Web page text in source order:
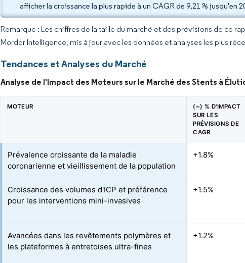
afficher la croissance la plus rapide à un CAGR de 9,21 % jusqu'en
Remarque : Les chiffres de la taille du marché et des prévisions de ce
Mordor Intelligence, mis à jour avec les données et analyses les plus
Tendances et Analyses du Marché
Analyse de l'Impact des Moteurs sur le Marché des Stents à
MOTEUR
(~) % D'IMPACT
SUR LES
PRÉVISIONS DE
CAGR
Prévalence croissante de la maladie
coronarienne et vieillissement de la population
+1.8%
Croissance des volumes d'ICP et préférence
pour les interventions mini-invasives
+1.5%
Avancées dans les revêtements polymères et
les plateformes à entretoises ultra-fines
+1.2%